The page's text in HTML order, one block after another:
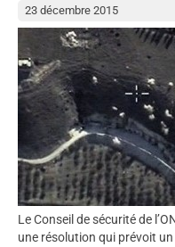
23 décembre 2015
Le Conseil de sécurité de
une résolution qui prévoit un